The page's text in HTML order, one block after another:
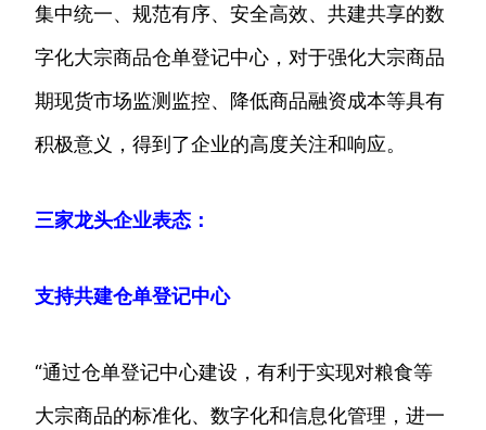
集中统一、规范有序、安全高效、共建共享的数
字化大宗商品仓单登记中心，对于强化大宗商品
期现货市场监测监控、降低商品融资成本等具有
积极意义，得到了企业的高度关注和响应。
三家龙头企业表态：
支持共建仓单登记中心
“通过仓单登记中心建设，有利于实现对粮食等
大宗商品的标准化、数字化和信息化管理，进一